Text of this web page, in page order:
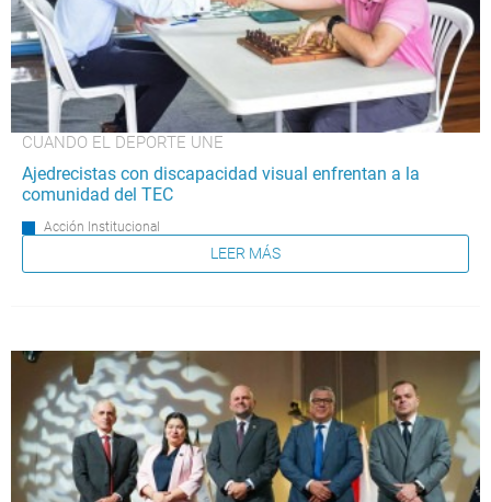
CUANDO EL DEPORTE UNE
Ajedrecistas con discapacidad visual enfrentan a la
comunidad del TEC
Acción Institucional
LEER MÁS